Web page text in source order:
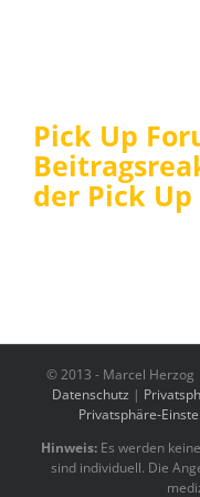
Pick Up
der Pick
© 2013 - Marcel Herzog
Datenschutz |
Privatsphäre-
Hinweis: Es werden
sind individuell. Die